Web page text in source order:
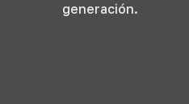
generación.